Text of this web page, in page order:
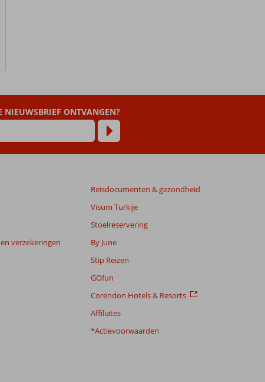
NIEUWSBRIEF ONTVANGEN?
verzekeringen
Reisdocumenten & gezondheid
Visum Turkije
Stoelreservering
By June
Stip Reizen
GOfun
Corendon Hotels & Resorts
Affiliates
*Actievoorwaarden